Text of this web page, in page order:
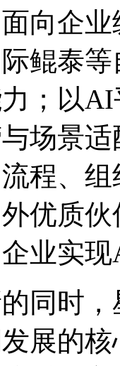
面向
际鲲泰
；以AI
与场
流程
优质伙
企业实
同时
展的核